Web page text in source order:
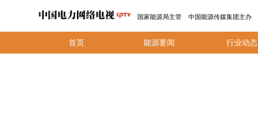
国家能源局主管 中国能源传媒集团主办
首页 能源要闻 行业动态